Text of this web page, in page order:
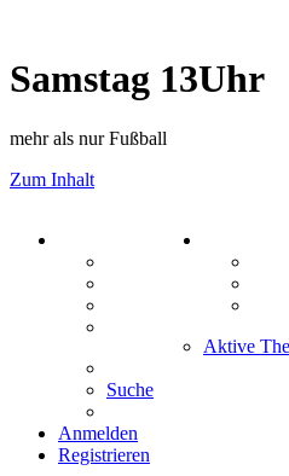
Samstag 13Uhr
mehr als nur Fußball
Zum Inhalt
Aktive
Suche
Anmelden
Registrieren